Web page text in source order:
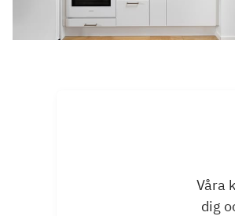
Våra
dig